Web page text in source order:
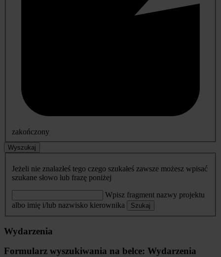
zakończony
Wyszukaj
Jeżeli nie znalazłeś tego czego szukałeś zawsze możesz wpisać
szukane słowo lub frazę poniżej
Wpisz fragment nazwy projektu
albo imię i/lub nazwisko kierownika
Szukaj
Wydarzenia
Formularz wyszukiwania na belce: Wydarzenia